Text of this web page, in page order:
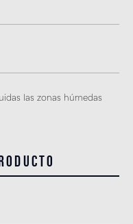
las zonas húmedas